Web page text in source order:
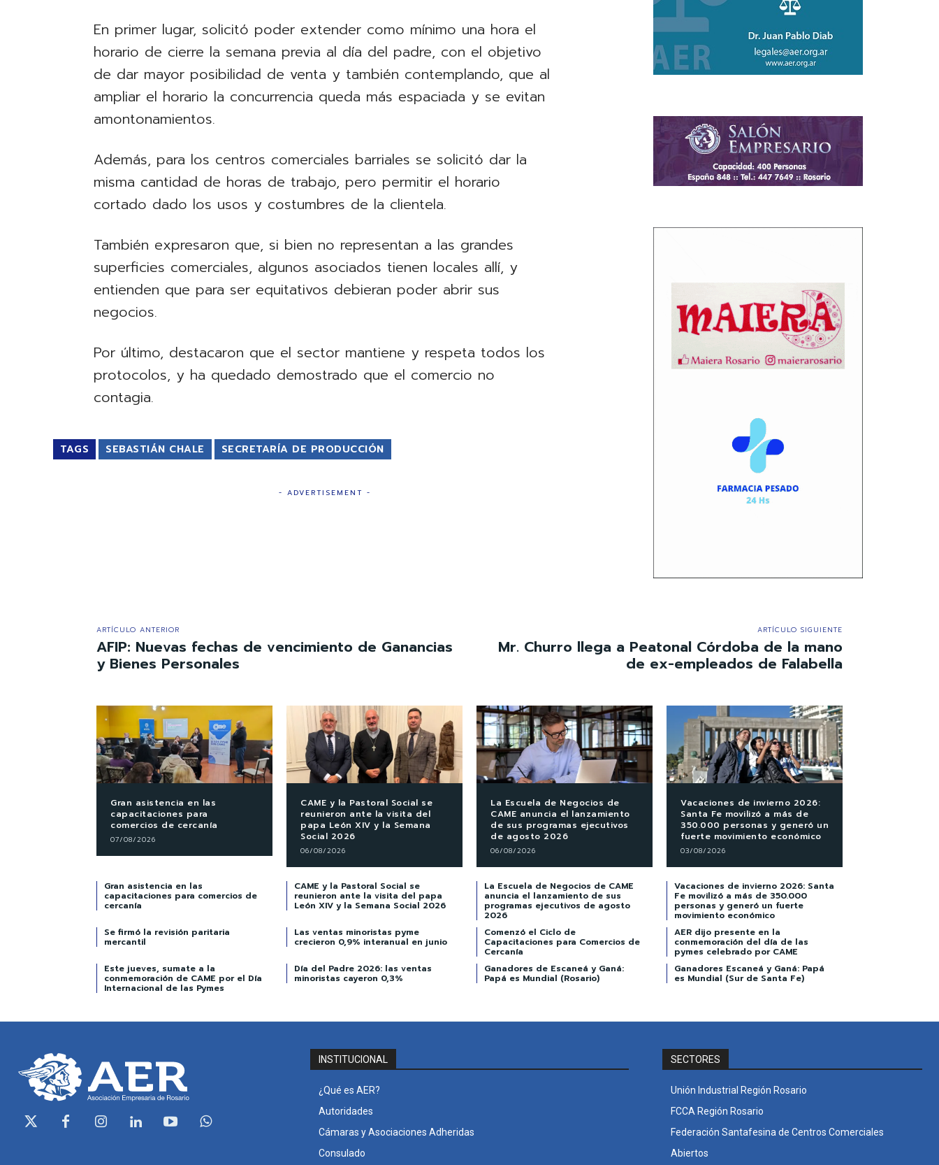
En primer lugar, solicitó poder extender como mínimo una hora el
horario de cierre la semana previa al día del padre, con el objetivo
de dar mayor posibilidad de venta y también contemplando, que al
ampliar el horario la concurrencia queda más espaciada y se evitan
amontonamientos.
Además, para los centros comerciales barriales se solicitó dar la
misma cantidad de horas de trabajo, pero permitir el horario
cortado dado los usos y costumbres de la clientela.
También expresaron que, si bien no representan a las grandes
superficies comerciales, algunos asociados tienen locales allí, y
entienden que para ser equitativos debieran poder abrir sus
negocios.
Por último, destacaron que el sector mantiene y respeta todos los
protocolos, y ha quedado demostrado que el comercio no
contagia.
TAGS SEBASTIÁN CHALE SECRETARÍA DE PRODUCCIÓN
- ADVERTISEMENT -
ARTÍCULO ANTERIOR
AFIP: Nuevas fechas de vencimiento de Ganancias
y Bienes Personales
ARTÍCULO SIGUIENTE
Mr. Churro llega a Peatonal Córdoba de la mano
de ex-empleados de Falabella
Gran asistencia en las
capacitaciones para
comercios de cercanía
07/08/2026
CAME y la Pastoral Social se
reunieron ante la visita del
papa León XIV y la Semana
Social 2026
06/08/2026
La Escuela de Negocios de
CAME anuncia el lanzamiento
de sus programas ejecutivos
de agosto 2026
06/08/2026
Vacaciones de invierno 2026:
Santa Fe movilizó a más de
350.000 personas y generó un
fuerte movimiento económico
03/08/2026
Gran asistencia en las
capacitaciones para comercios de
cercanía
CAME y la Pastoral Social se
reunieron ante la visita del papa
León XIV y la Semana Social 2026
La Escuela de Negocios de CAME
anuncia el lanzamiento de sus
programas ejecutivos de agosto
2026
Vacaciones de invierno 2026: Santa
Fe movilizó a más de 350.000
personas y generó un fuerte
movimiento económico
Se firmó la revisión paritaria
mercantil
Las ventas minoristas pyme
crecieron 0,9% interanual en junio
Comenzó el Ciclo de
Capacitaciones para Comercios de
Cercanía
AER dijo presente en la
conmemoración del día de las
pymes celebrado por CAME
Este jueves, sumate a la
conmemoración de CAME por el Día
Internacional de las Pymes
Día del Padre 2026: las ventas
minoristas cayeron 0,3%
Ganadores de Escaneá y Ganá:
Papá es Mundial (Rosario)
Ganadores Escaneá y Ganá: Papá
es Mundial (Sur de Santa Fe)
INSTITUCIONAL
¿Qué es AER?
Autoridades
Cámaras y Asociaciones Adheridas
Consulado
SECTORES
Unión Industrial Región Rosario
FCCA Región Rosario
Federación Santafesina de Centros Comerciales
Abiertos